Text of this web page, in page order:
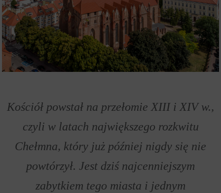
Kościół powstał na przełomie XIII i XIV w.,
czyli w latach największego rozkwitu
Chełmna, który już później nigdy się nie
powtórzył. Jest dziś najcenniejszym
zabytkiem tego miasta i jednym